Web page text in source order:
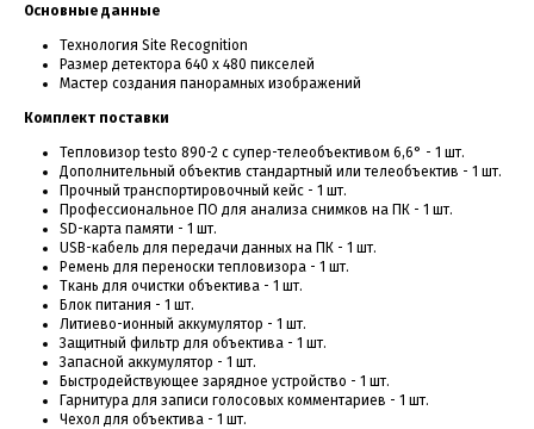
Основные данные
Технология Site Recognition
Размер детектора 640 х 480 пикселей
Мастер создания панорамных изображений
Комплект поставки
Тепловизор testo 890-2 с супер-телеобъективом 6,6° - 1 шт.
Дополнительный объектив стандартный или телеобъектив - 1 шт.
Прочный транспортировочный кейс - 1 шт.
Профессиональное ПО для анализа снимков на ПК - 1 шт.
SD-карта памяти - 1 шт.
USB-кабель для передачи данных на ПК - 1 шт.
Ремень для переноски тепловизора - 1 шт.
Ткань для очистки объектива - 1 шт.
Блок питания - 1 шт.
Литиево-ионный аккумулятор - 1 шт.
Защитный фильтр для объектива - 1 шт.
Запасной аккумулятор - 1 шт.
Быстродействующее зарядное устройство - 1 шт.
Гарнитура для записи голосовых комментариев - 1 шт.
Чехол для объектива - 1 шт.